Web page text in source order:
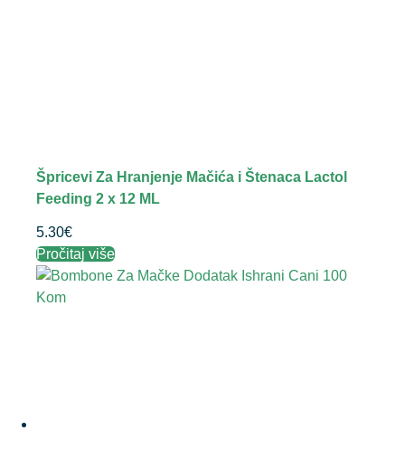
Špricevi Za Hranjenje Mačića i Štenaca Lactol
Feeding 2 x 12 ML
5.30€
Pročitaj više